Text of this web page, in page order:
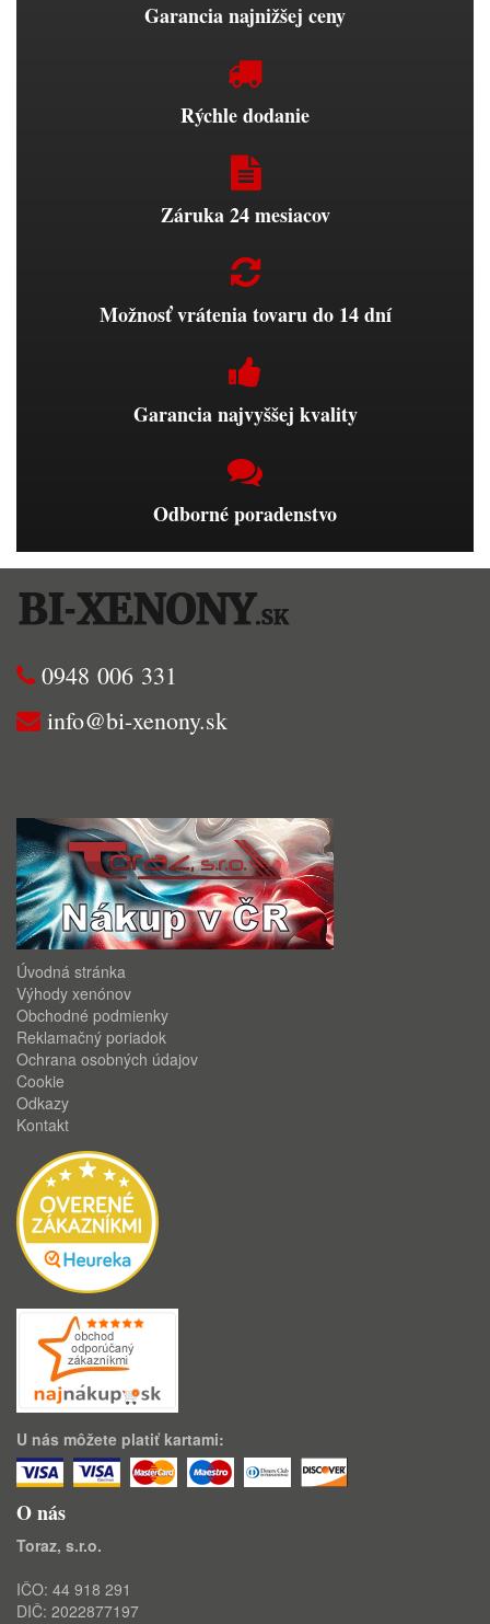
Garancia najnižšej ceny
Rýchle dodanie
Záruka 24 mesiacov
Možnosť vrátenia tovaru do 14 dní
Garancia najvyššej kvality
Odborné poradenstvo
0948 006 331
info@bi-xenony.sk
Úvodná stránka
Výhody xenónov
Obchodné podmienky
Reklamačný poriadok
Ochrana osobných údajov
Cookie
Odkazy
Kontakt
U nás môžete platiť kartami:
O nás
Toraz, s.r.o.
IČO: 44 918 291
DIČ: 2022877197